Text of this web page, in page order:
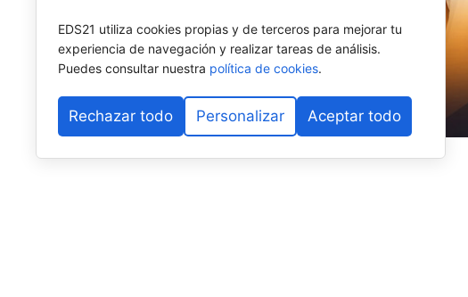
EDS21 utiliza cookies propias y de terceros para mejorar tu
experiencia de navegación y realizar tareas de análisis.
Puedes consultar nuestra política de cookies.
Rechazar todo Personalizar Aceptar todo